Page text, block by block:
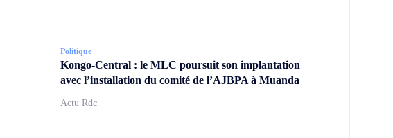
Politique
Kongo-Central : le MLC poursuit son implantation
avec l’installation du comité de l’AJBPA à Muanda
Actu Rdc